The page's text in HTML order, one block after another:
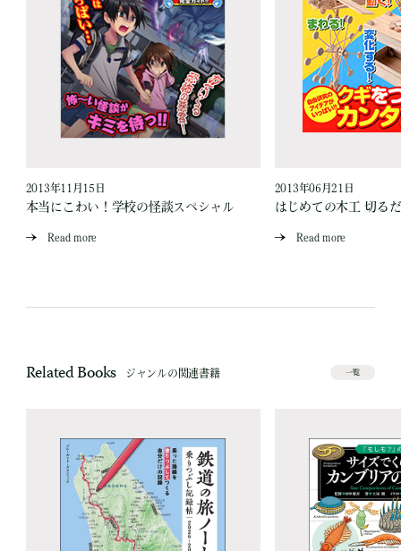
2013年11月15日
本当にこわい！学校の怪談スペシャル
Read more
2013年06月21日
はじめての木工 切る
Read more
Related Books ジャンルの関連書籍 一覧